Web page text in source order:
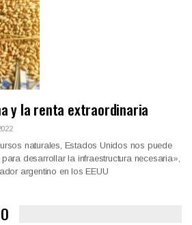
y la renta extraordinaria
naturales, Estados Unidos nos puede
desarrollar la infraestructura necesaria»,
argentino en los EEUU